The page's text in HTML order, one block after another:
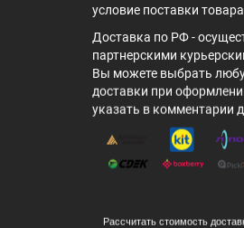
условие поставки
Доставка по РФ -
партнерскими
Вы можете выбрать
доставки при
указать в комментарии
Рассчитать стоимость